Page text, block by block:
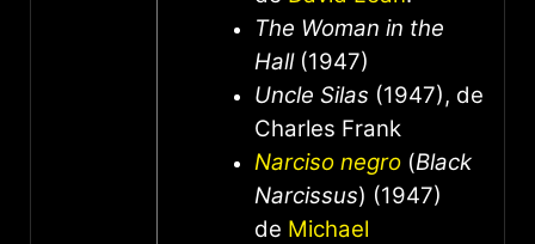
The Woman in the
Hall(1947)
Uncle Silas (1947), de
Charles Frank
Narciso negro (Black
Narcissus) (1947)
de Michael